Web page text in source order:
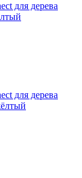
для дерева
для дерева